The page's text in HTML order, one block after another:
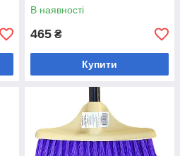
В наявності
465 ₴
Купити